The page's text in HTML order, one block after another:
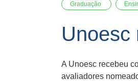
Graduação
Unoesc
A Unoesc recebeu
avaliadores